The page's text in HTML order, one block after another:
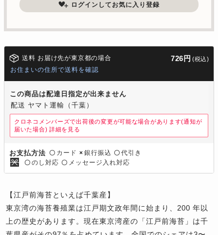
ログインしてお気に入り登録
送料 お届け先が東京都の場合 726円 (税込)
お住まいの住所で送料を確認
この商品は配達日指定が出来ません
配送 ヤマト運輸（千葉）
クロネコメンバーズで出荷後の変更が可能な場合があります(通知が
届いた場合) 詳細を見る
お支払方法 〇 カード × 銀行振込 〇 代引き
〇 のし対応 〇 メッセージ入れ対応
【江戸前海苔といえば千葉産】
東京湾の海苔養殖業は江戸期文政年間に始まり、200 年以
上の歴史があります。現在東京湾産の「江戸前海苔」は千